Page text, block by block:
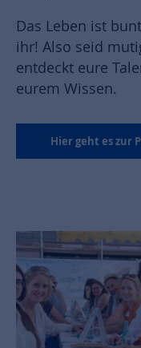
Das Leben ist
ihr! Also seid
entdeckt eure
eurem Wissen.
Hier geht es zur